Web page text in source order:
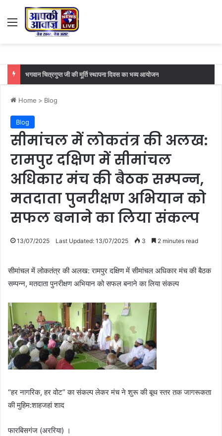
Menu
भगवान चित्रगुप्त जी की मूर्ति स्थापना दिवस का भव्य आयोजन
Home > Blog
Blog
सीमांचल में लोकतंत्र की अलख:
रामपुर दक्षिण में सीमांचल
अधिकार मंच की बैठक सम्पन्न,
मतदाता पुनरीक्षण अभियान को
सफल बनाने का लिया संकल्प
13/07/2025 Last Updated: 13/07/2025 3 2 minutes read
सीमांचल में लोकतंत्र की अलख: रामपुर दक्षिण में सीमांचल अधिकार मंच की बैठक
सम्पन्न, मतदाता पुनरीक्षण अभियान को सफल बनाने का लिया संकल्प
“हर नागरिक, हर वोट” का संकल्प लेकर मंच ने शुरू की बूथ स्तर तक जागरूकता
की मुहिम:शाहजहां शाद
फारबिसगंज (अररिया) ।